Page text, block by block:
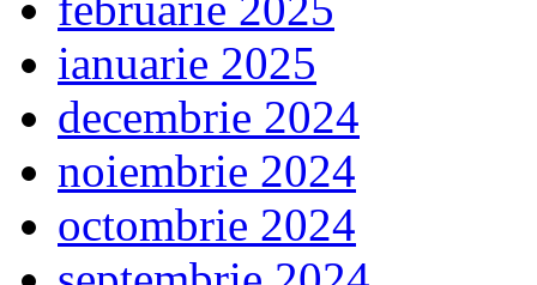
ianuarie 2025
decembrie 2024
noiembrie 2024
octombrie 2024